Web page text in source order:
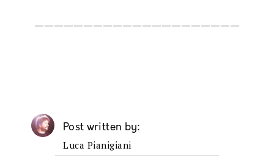
—————————————————————
Post written by
Luca Pianigiani